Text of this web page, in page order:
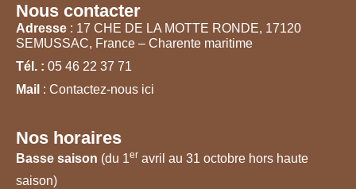
Nous contacter
Adresse : 17 CHE DE LA MOTTE RONDE, 17120
SEMUSSAC, France – Charente maritime
Tél. : 05 46 22 37 71
Mail : Contactez-nous ici
Nos horaires
Basse saison (du 1er avril au 31 octobre hors haute
saison)